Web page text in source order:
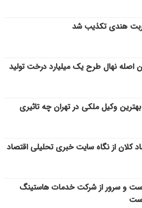
هندی تکذیب شد
اصله نهال طرح یک میلیارد درخت تولید
وکیل ملکی در تهران چه تاثیری
کلان از نگاه سایت خبری تحلیلی اقتصاد
و سرور از شرکت خدمات هاستینگ